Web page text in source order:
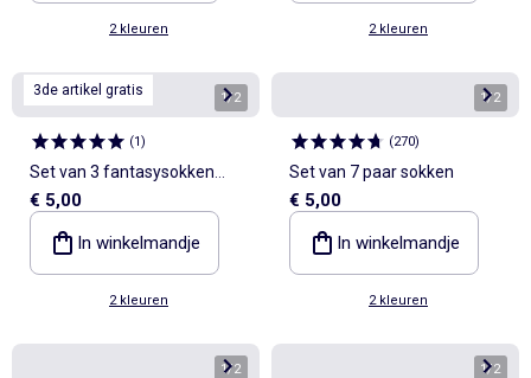
2 kleuren 2 kleuren
3de artikel gratis 1/2
(1)
Set van 3 fantasysokken
met hartjesprint
€ 5,00
In winkelmandje
2 kleuren
1/2
(270)
Set van 7 paar sokken
€ 5,00
In winkelmandje
2 kleuren
1/2 1/2